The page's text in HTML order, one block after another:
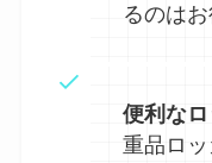
るのはお
便利な
重品ロ